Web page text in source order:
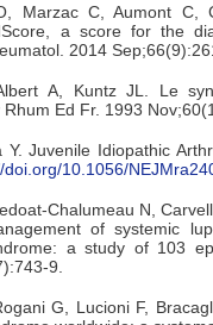
Marzac C, Aumont C,
a score for the
2014
A, Kuntz JL. Le
Ed Fr. 1993
Juvenile Idiopathic
doi.org/10.1056/
Chalumeau N,
of systemic
a study of 103
9.
G, Lucioni F,